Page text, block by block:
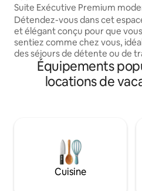
Suite Exécutive Premium
Machala
Détendez-vous dans cet
et élégant conçu pour que
sentiez comme chez vous,
des séjours de détente ou de
emplacement vous permet de
des lieux stratégiques tels que
centres commerciaux, des
divertissement en STREAMING
proposé : Netflix, Prime Video,
Paramount+, HBO Max, YouTube
Premium et Internet haut débit
Équipements
locations de
Cuisine